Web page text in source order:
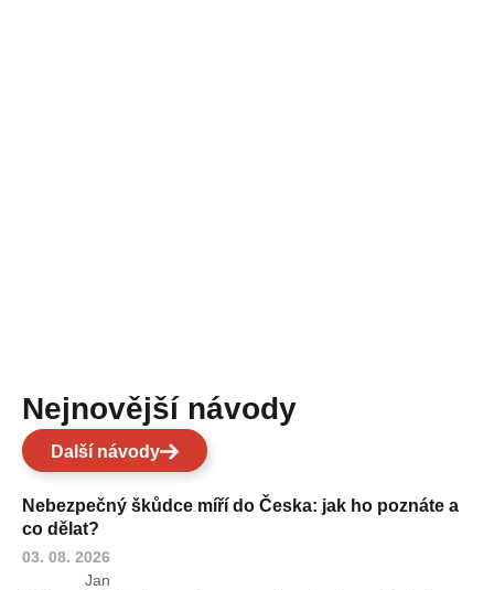
Nejnovější návody
Další návody
Nebezpečný škůdce míří do Česka: jak ho poznáte a
co dělat?
03. 08. 2026
Jan